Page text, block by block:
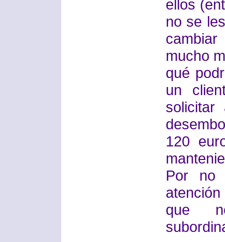
ellos
no se
mucho
qué
un
120
Por no
que